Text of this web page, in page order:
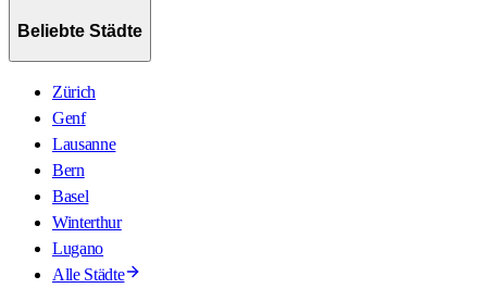
Beliebte Städte
Zürich
Genf
Lausanne
Bern
Basel
Winterthur
Lugano
Alle Städte